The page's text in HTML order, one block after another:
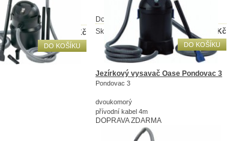
Skladem
Kč
DO KOŠÍKU
Dostupnost: Skladem
Skladem
Kč
DO KOŠÍKU
Jezírkový vysavač Oase Pondovac 3
Pondovac 3
dvoukomorý
přívodní kabel 4m
DOPRAVA ZDARMA